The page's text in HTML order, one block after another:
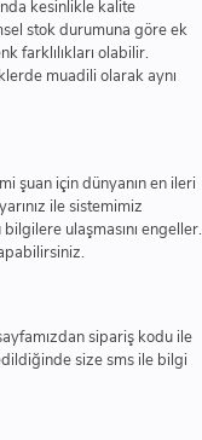
kesinlikle kalite
stok durumuna göre ek
farklılıkları olabilir.
muadili olarak aynı
şuan için dünyanın en ileri
ile sistemimiz
bilgilere ulaşmasını engeller.
sipariş kodu ile
size sms ile bilgi